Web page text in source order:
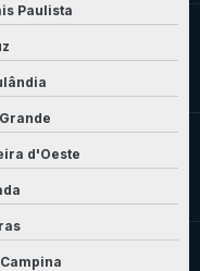
Paulista
d'Oeste